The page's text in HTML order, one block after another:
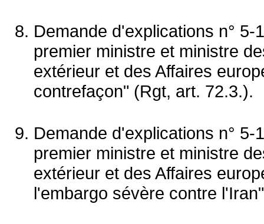
Demande d'explications n°
premier ministre et ministre
extérieur et des Affaires
contrefaçon" (Rgt, art. 72.3.).
Demande d'explications n°
premier ministre et ministre
extérieur et des Affaires
l'embargo sévère contre